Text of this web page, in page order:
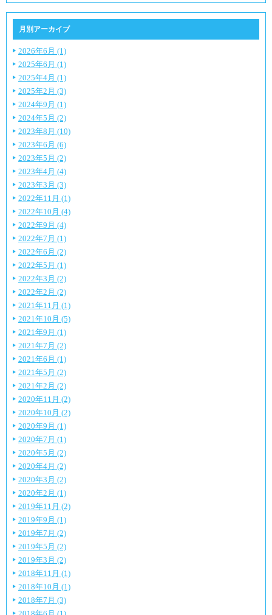
月別アーカイブ
2026年6月 (1)
2025年6月 (1)
2025年4月 (1)
2025年2月 (3)
2024年9月 (1)
2024年5月 (2)
2023年8月 (10)
2023年6月 (6)
2023年5月 (2)
2023年4月 (4)
2023年3月 (3)
2022年11月 (1)
2022年10月 (4)
2022年9月 (4)
2022年7月 (1)
2022年6月 (2)
2022年5月 (1)
2022年3月 (2)
2022年2月 (2)
2021年11月 (1)
2021年10月 (5)
2021年9月 (1)
2021年7月 (2)
2021年6月 (1)
2021年5月 (2)
2021年2月 (2)
2020年11月 (2)
2020年10月 (2)
2020年9月 (1)
2020年7月 (1)
2020年5月 (2)
2020年4月 (2)
2020年3月 (2)
2020年2月 (1)
2019年11月 (2)
2019年9月 (1)
2019年7月 (2)
2019年5月 (2)
2019年3月 (2)
2018年11月 (1)
2018年10月 (1)
2018年7月 (3)